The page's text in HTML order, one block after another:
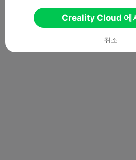
Creality Cloud 에
취소